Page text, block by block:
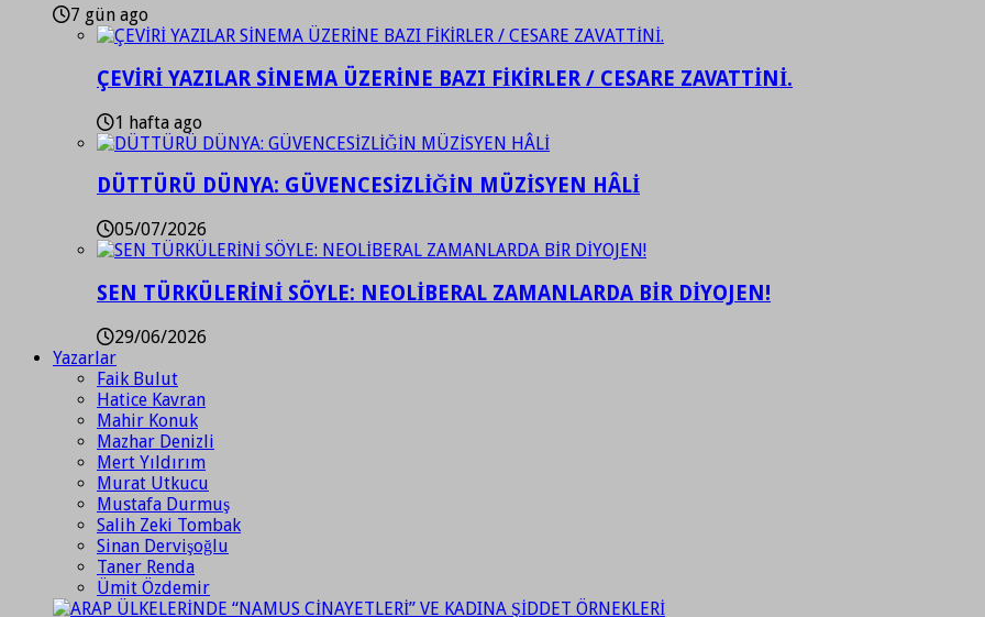
7 gün ago
ÇEVİRİ YAZILAR SİNEMA ÜZERİNE BAZI FİKİRLER / CESARE ZAVATTİNİ.
1 hafta ago
DÜTTÜRÜ DÜNYA: GÜVENCESİZLİĞİN MÜZİSYEN HÂLİ
05/07/2026
SEN TÜRKÜLERİNİ SÖYLE: NEOLİBERAL ZAMANLARDA BİR DİYOJEN!
29/06/2026
Yazarlar
Faik Bulut
Hatice Kavran
Mahir Konuk
Mazhar Denizli
Mert Yıldırım
Murat Utkucu
Mustafa Durmuş
Salih Zeki Tombak
Sinan Dervişoğlu
Taner Renda
Ümit Özdemir